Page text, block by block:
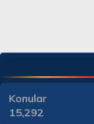
Konular
15,292